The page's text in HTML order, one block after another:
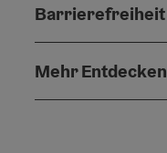
Barrierefreiheit
Mehr Entdecken